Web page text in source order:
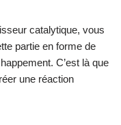
catalytique, vous
partie en forme de
C’est là que
une réaction